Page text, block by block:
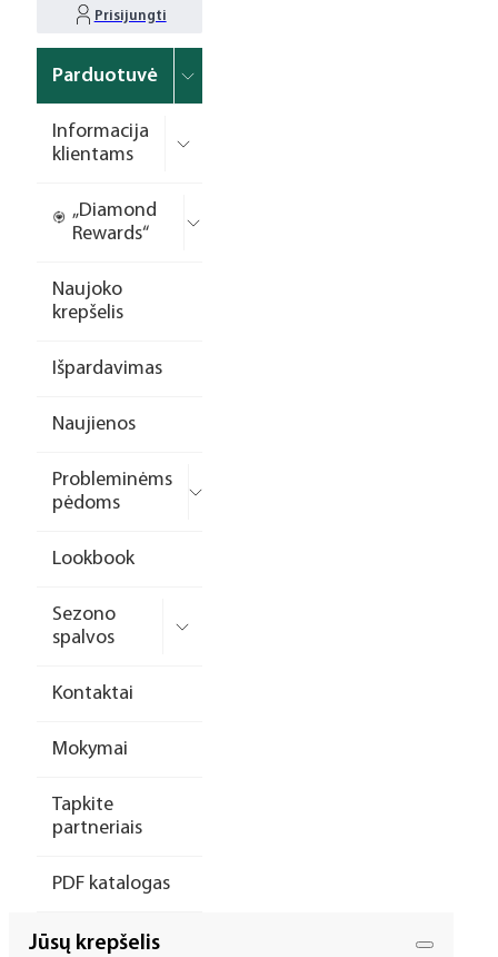
Prisijungti
Parduotuvė
Informacija
klientams
„Diamond
Rewards“
Naujoko
krepšelis
Išpardavimas
Naujienos
Probleminėms
pėdoms
Lookbook
Sezono
spalvos
Kontaktai
Mokymai
Tapkite
partneriais
PDF katalogas
Jūsų krepšelis